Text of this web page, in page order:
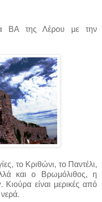
ΒΑ της Λέρου με την
το Κριθώνι, το Παντέλι,
και ο Βρωμόλιθος, η
είναι μερικές από